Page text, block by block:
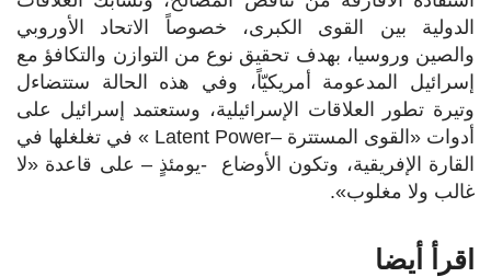
الدولية بين القوى الكبرى، خصوصاً الاتحاد الأوروبي
والصين وروسيا، بهدف تحقيق نوع من التوازن والتكافؤ مع
إسرائيل المدعومة أمريكيّاً، وفي هذه الحالة ستتضاءل
وتيرة تطور العلاقات الإسرائيلية، وستعتمد إسرائيل على
أدوات «القوى المستترة –Latent Power » في تغلغلها في
القارة الإفريقية، وتكون الأوضاع -يومئذٍ – على قاعدة «لا
غالب ولا مغلوب».
اقرأ أيضا